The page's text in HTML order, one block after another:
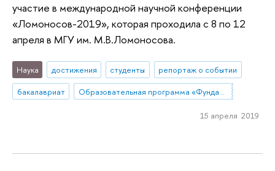
участие в международной научной конференции
«Ломоносов-2019», которая проходила с 8 по 12
апреля в МГУ им. М.В.Ломоносова.
Наука достижения студенты
репортаж о событии
бакалавриат
15 апреля 2019